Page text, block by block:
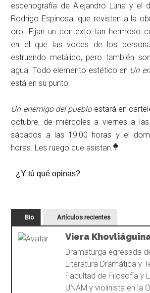
escenografía de Alejandro Luna y el
Rodrigo Espinosa, que revisten a la
oro. Fijan un contexto tan hermoso
en el que las voces de los
estruendo metálico, pero también
agua. Todo elemento estético en Un
está en su punto.
Un enemigo del puebloestará en
octubre, de miércoles a viernes a
sábados a las 19:00 horas y el
horas. Les ruego que asistan.
¿Y tú qué opinas?
Bio Artículos recientes
Viera
Dramaturga egresada
Literatura Dramática y
Facultad de Filosofía y
UNAM y violinista en la